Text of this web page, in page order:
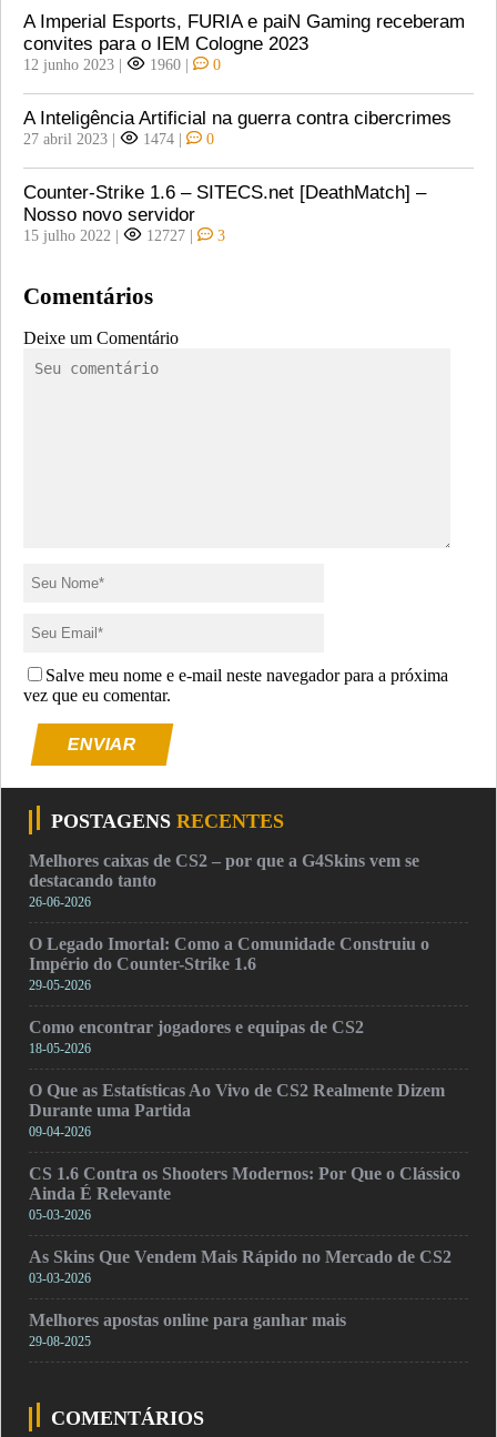
A Imperial Esports, FURIA e paiN Gaming receberam
convites para o IEM Cologne 2023
12 junho 2023 | 1960 | 0
A Inteligência Artificial na guerra contra cibercrimes
27 abril 2023 | 1474 | 0
Counter-Strike 1.6 – SITECS.net [DeathMatch] –
Nosso novo servidor
15 julho 2022 | 12727 | 3
Comentários
Deixe um Comentário
Salve meu nome e e-mail neste navegador para a próxima
vez que eu comentar.
ENVIAR
POSTAGENS RECENTES
Melhores caixas de CS2 – por que a G4Skins vem se
destacando tanto
26-06-2026
O Legado Imortal: Como a Comunidade Construiu o
Império do Counter-Strike 1.6
29-05-2026
Como encontrar jogadores e equipas de CS2
18-05-2026
O Que as Estatísticas Ao Vivo de CS2 Realmente Dizem
Durante uma Partida
09-04-2026
CS 1.6 Contra os Shooters Modernos: Por Que o Clássico
Ainda É Relevante
05-03-2026
As Skins Que Vendem Mais Rápido no Mercado de CS2
03-03-2026
Melhores apostas online para ganhar mais
29-08-2025
COMENTÁRIOS